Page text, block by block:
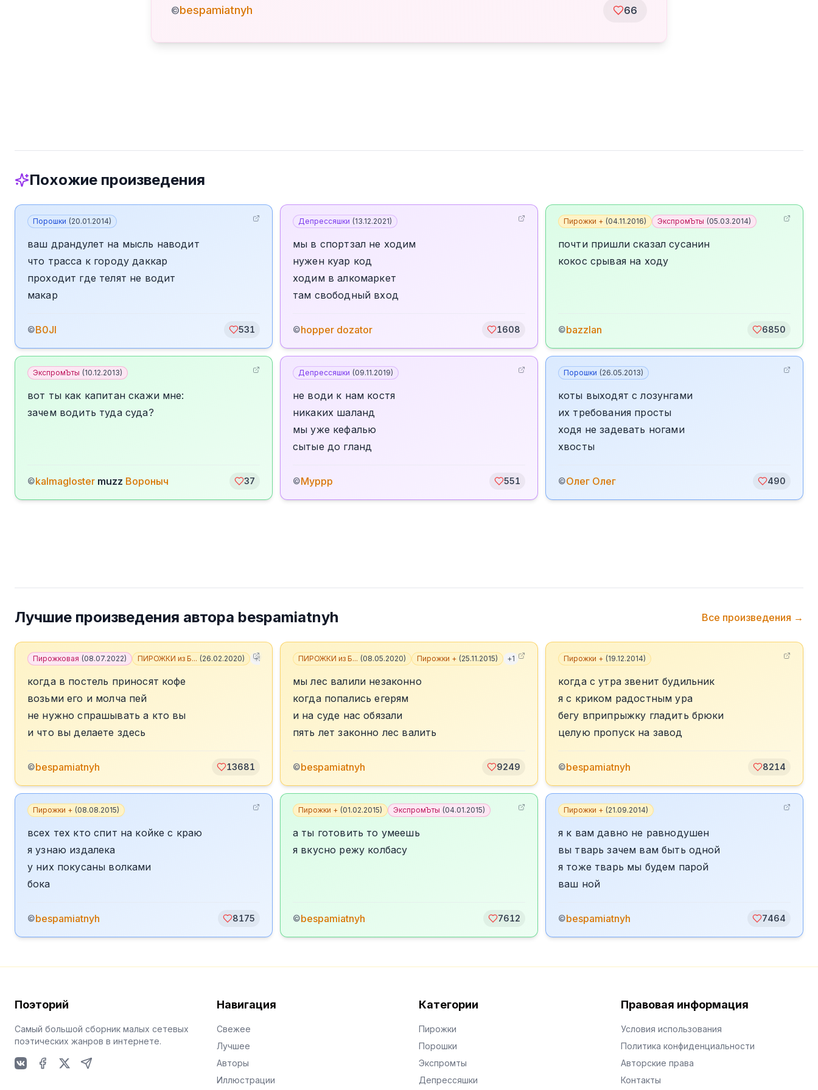
©bespamiatnyh 66
Похожие произведения
Порошки (20.01.2014)
ваш драндулет на мысль наводит
что трасса к городу даккар
проходит где телят не водит
макар
©B0JI 531
Депрессяшки (13.12.2021)
мы в спортзал не ходим
нужен куар код
ходим в алкомаркет
там свободный вход
©hopper dozator 1608
Пирожки + (04.11.2016) ЭкспромЪты (05.03.2014)
почти пришли сказал сусанин
кокос срывая на ходу
©bazzlan 6850
ЭкспромЪты (10.12.2013)
вот ты как капитан скажи мне:
зачем водить туда суда?
©kalmagloster muzz Вороныч 37
Депрессяшки (09.11.2019)
не води к нам костя
никаких шаланд
мы уже кефалью
сытые до гланд
©Муррр 551
Порошки (26.05.2013)
коты выходят с лозунгами
их требования просты
ходя не задевать ногами
хвосты
©Олег Олег 490
Лучшие произведения автора bespamiatnyh Все произведения →
Пирожковая (08.07.2022) ПИРОЖКИ из Б... (26.02.2020) +5
когда в постель приносят кофе
возьми его и молча пей
не нужно спрашывать а кто вы
и что вы делаете здесь
©bespamiatnyh 13681
ПИРОЖКИ из Б... (08.05.2020) Пирожки + (25.11.2015) +1
мы лес валили незаконно
когда попались егерям
и на суде нас обязали
пять лет законно лес валить
©bespamiatnyh 9249
Пирожки + (19.12.2014)
когда с утра звенит будильник
я с криком радостным ура
бегу вприпрыжку гладить брюки
целую пропуск на завод
©bespamiatnyh 8214
Пирожки + (08.08.2015)
всех тех кто спит на койке с краю
я узнаю издалека
у них покусаны волками
бока
©bespamiatnyh 8175
Пирожки + (01.02.2015) ЭкспромЪты (04.01.2015)
а ты готовить то умеешь
я вкусно режу колбасу
©bespamiatnyh 7612
Пирожки + (21.09.2014)
я к вам давно не равнодушен
вы тварь зачем вам быть одной
я тоже тварь мы будем парой
ваш ной
©bespamiatnyh 7464
Поэторий
Самый большой сборник малых сетевых
поэтических жанров в интернете.
Навигация
Свежее
Лучшее
Авторы
Иллюстрации
Категории
Пирожки
Порошки
Экспромты
Депрессяшки
Правовая информация
Условия использования
Политика конфиденциальности
Авторские права
Контакты